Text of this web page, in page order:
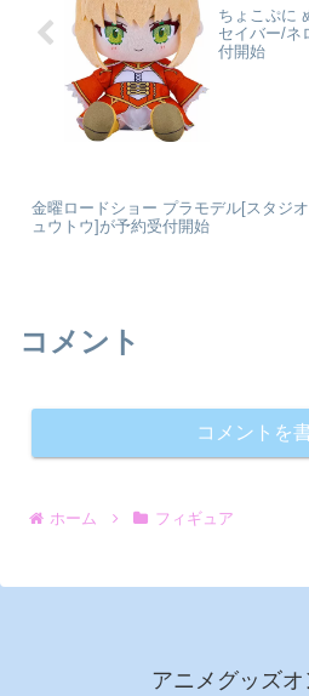
ちょこぷに
セイバー/ネ
付開始
金曜ロードショー プラモデル[スタジ
ュウトウ]が予約受付開始
コメント
コメントを
ホーム フィギュア
アニメグッズ